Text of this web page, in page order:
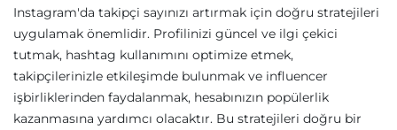
Instagram'da takipçi sayınızı artırmak için doğru stratejileri
uygulamak önemlidir. Profilinizi güncel ve ilgi çekici
tutmak, hashtag kullanımını optimize etmek,
takipçilerinizle etkileşimde bulunmak ve influencer
işbirliklerinden faydalanmak, hesabınızın popülerlik
kazanmasına yardımcı olacaktır. Bu stratejileri doğru bir